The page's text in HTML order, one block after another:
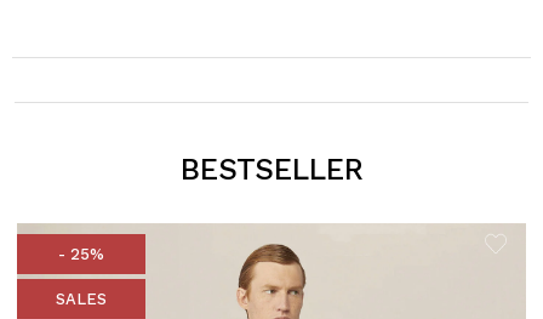
BESTSELLER
- 25%
SALES